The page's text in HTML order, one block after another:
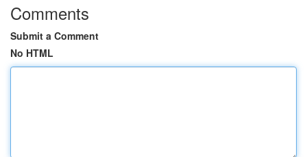
Comments
Submit a Comment
No HTML